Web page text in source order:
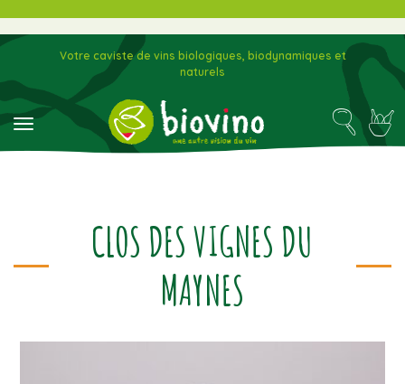
toggle navigation
Votre caviste de vins biologiques, biodynamiques et
naturels
CLOS DES VIGNES DU
MAYNES